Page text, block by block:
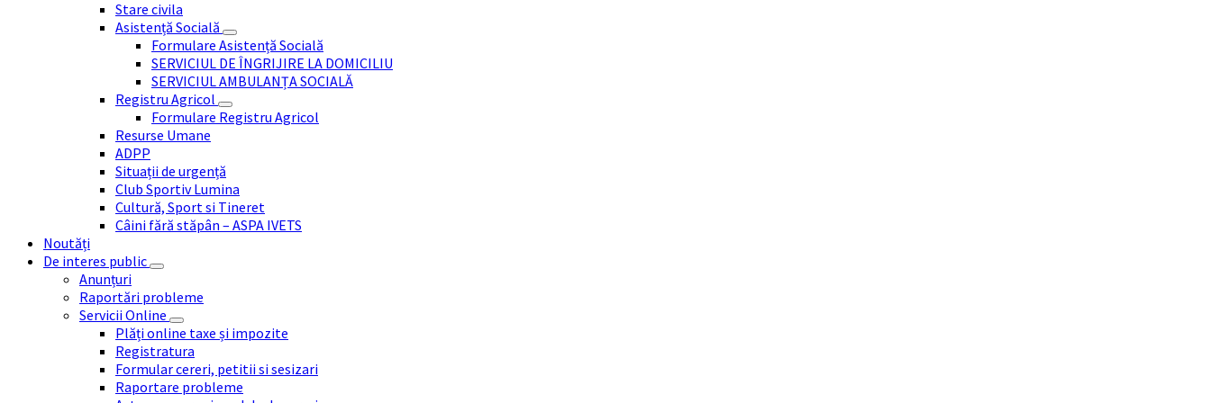
Stare civila
Asistență Socială
Formulare Asistență Socială
SERVICIUL DE ÎNGRIJIRE LA DOMICILIU
SERVICIUL AMBULANȚA SOCIALĂ
Registru Agricol
Formulare Registru Agricol
Resurse Umane
ADPP
Situații de urgență
Club Sportiv Lumina
Cultură, Sport si Tineret
Câini fără stăpân – ASPA IVETS
Noutăți
De interes public
Anunțuri
Raportări probleme
Servicii Online
Plăți online taxe și impozite
Registratura
Formular cereri, petitii si sesizari
Raportare probleme